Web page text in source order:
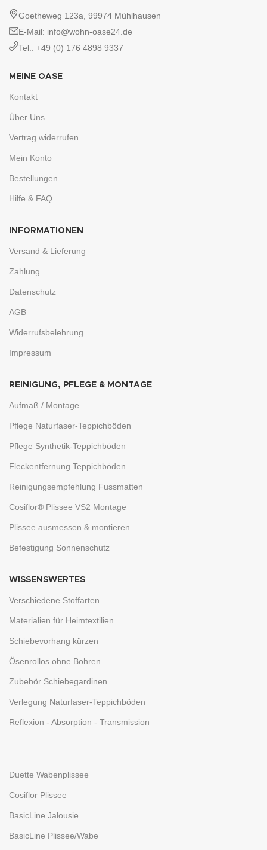
Goetheweg 123a, 99974 Mühlhausen
E-Mail: info@wohn-oase24.de
Tel.: +49 (0) 176 4898 9337
MEINE OASE
Kontakt
Über Uns
Vertrag widerrufen
Mein Konto
Bestellungen
Hilfe & FAQ
INFORMATIONEN
Versand & Lieferung
Zahlung
Datenschutz
AGB
Widerrufsbelehrung
Impressum
REINIGUNG, PFLEGE & MONTAGE
Aufmaß / Montage
Pflege Naturfaser-Teppichböden
Pflege Synthetik-Teppichböden
Fleckentfernung Teppichböden
Reinigungsempfehlung Fussmatten
Cosiflor® Plissee VS2 Montage
Plissee ausmessen & montieren
Befestigung Sonnenschutz
WISSENSWERTES
Verschiedene Stoffarten
Materialien für Heimtextilien
Schiebevorhang kürzen
Ösenrollos ohne Bohren
Zubehör Schiebegardinen
Verlegung Naturfaser-Teppichböden
Reflexion - Absorption - Transmission
Duette Wabenplissee
Cosiflor Plissee
BasicLine Jalousie
BasicLine Plissee/Wabe